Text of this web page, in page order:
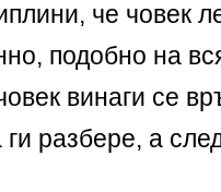
че човек
подобно на
винаги се
разбере, а